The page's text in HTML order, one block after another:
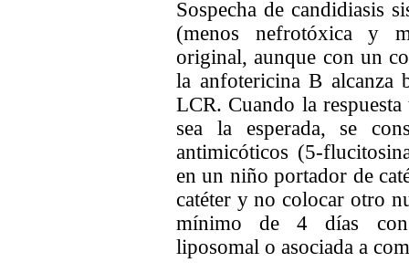
Sospecha de candidiasis
(menos nefrotóxica y
original, aunque con un
la anfotericina B alcanza
LCR. Cuando la
sea la esperada, se
antimicóticos (5-
en un niño portador de
catéter y no colocar otro
mínimo de 4 días con
liposomal o asociada a